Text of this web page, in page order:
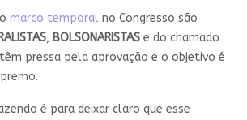
marco temporalno Congresso são
, BOLSONARISTASe do chamado
têm pressa pela aprovação e o objetivo é
é para deixar claro que esse